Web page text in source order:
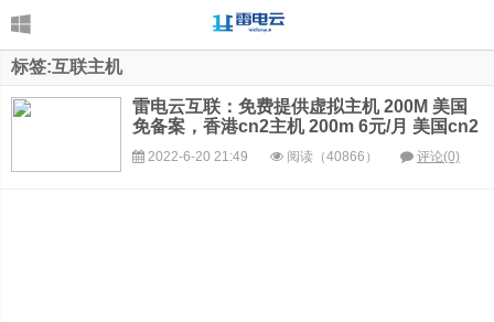
标签:互联主机
雷电云互联：免费提供虚拟主机 200M 美国
免备案，香港cn2主机 200m 6元/月 美国cn2
空间 5000M，不限流量 10元/月
2022-6-20 21:49 阅读（40866） 评论(0)